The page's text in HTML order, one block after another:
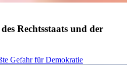
Rechtsstaats und der
Gefahr für Demokratie